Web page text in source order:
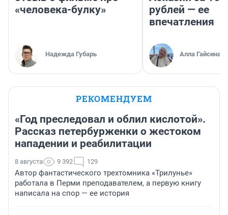
«человека-булку»
Надежда Губарь
рублей — ее
впечатления
Алла Гайсина
РЕКОМЕНДУЕМ
«Год преследовал и облил кислотой».
Рассказ петербурженки о жестоком
нападении и реабилитации
8 августа 9 392 129
Автор фантастического трехтомника «Трилунье»
работала в Перми преподавателем, а первую книгу
написала на спор — ее история